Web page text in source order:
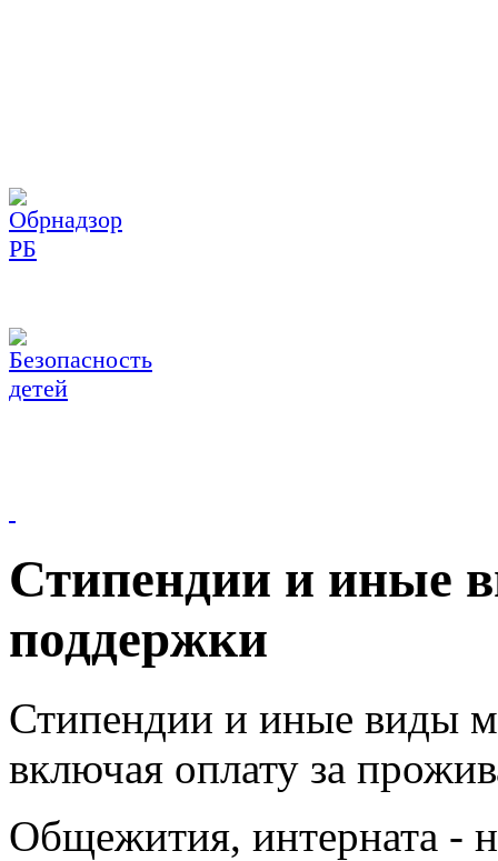
Стипендии и иные
поддержки
Стипендии и иные виды
включая оплату за
Общежития, интерната -